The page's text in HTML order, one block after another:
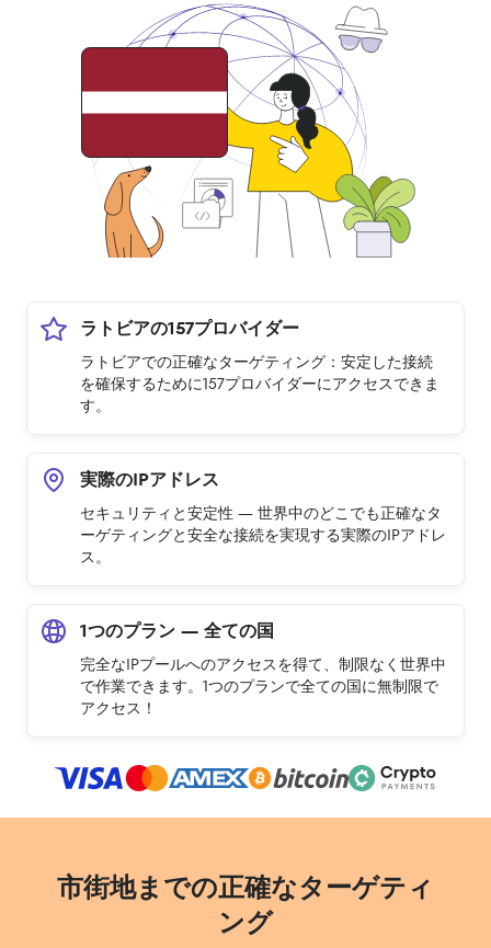
ラトビアの157プロバイダー
ラトビアでの正確なターゲティング：安定した接続
を確保するために157プロバイダーにアクセスできま
す。
実際のIPアドレス
セキュリティと安定性 — 世界中のどこでも正確なタ
ーゲティングと安全な接続を実現する実際のIPアドレ
ス。
1つのプラン — 全ての国
完全なIPプールへのアクセスを得て、制限なく世界中
で作業できます。1つのプランで全ての国に無制限で
アクセス！
市街地までの正確なターゲティ
ング